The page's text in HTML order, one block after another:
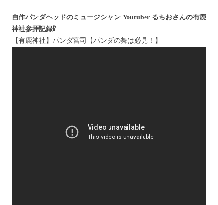
自作パンダヘッドのミュージシャン Youtuber るちおさんの有鹿
神社参拝記録⁉︎
【有鹿神社】パンダ宮司【パンダの舞は必見！】